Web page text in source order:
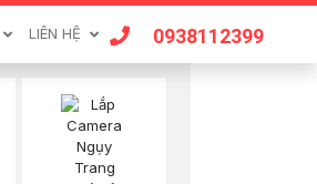
LIÊN HỆ 0938112399